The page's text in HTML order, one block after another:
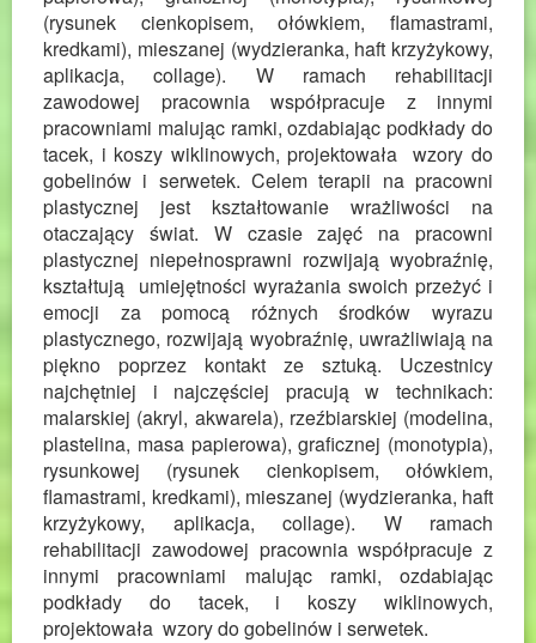
(rysunek cienkopisem, ołówkiem, flamastrami,
kredkami), mieszanej (wydzieranka, haft krzyżykowy,
aplikacja, collage). W ramach rehabilitacji
zawodowej pracownia współpracuje z innymi
pracowniami malując ramki, ozdabiając podkłady do
tacek, i koszy wiklinowych, projektowała wzory do
gobelinów i serwetek. Celem terapii na pracowni
plastycznej jest kształtowanie wrażliwości na
otaczający świat. W czasie zajęć na pracowni
plastycznej niepełnosprawni rozwijają wyobraźnię,
kształtują umiejętności wyrażania swoich przeżyć i
emocji za pomocą różnych środków wyrazu
plastycznego, rozwijają wyobraźnię, uwrażliwiają na
piękno poprzez kontakt ze sztuką. Uczestnicy
najchętniej i najczęściej pracują w technikach:
malarskiej (akryl, akwarela), rzeźbiarskiej (modelina,
plastelina, masa papierowa), graficznej (monotypia),
rysunkowej (rysunek cienkopisem, ołówkiem,
flamastrami, kredkami), mieszanej (wydzieranka, haft
krzyżykowy, aplikacja, collage). W ramach
rehabilitacji zawodowej pracownia współpracuje z
innymi pracowniami malując ramki, ozdabiając
podkłady do tacek, i koszy wiklinowych,
projektowała wzory do gobelinów i serwetek.